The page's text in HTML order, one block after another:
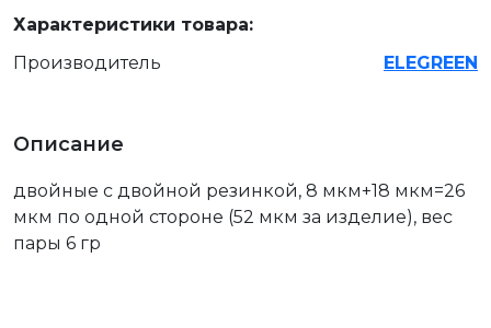
Характеристики товара:
Производитель
ELEGREEN
Описание
двойные с двойной резинкой, 8 мкм+18 мкм=26
мкм по одной стороне (52 мкм за изделие), вес
пары 6 гр